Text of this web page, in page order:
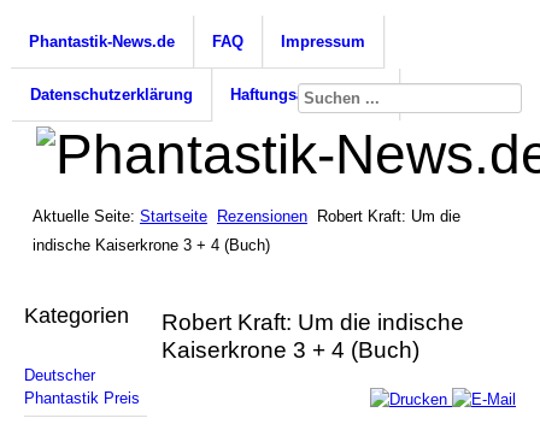
Phantastik-News.de FAQ Impressum
Datenschutzerklärung Haftungsausschluss
Aktuelle Seite: Startseite Rezensionen
Robert Kraft: Um die
indische Kaiserkrone 3 + 4 (Buch)
Kategorien
Deutscher
Phantastik Preis
Robert Kraft: Um die indische
Kaiserkrone 3 + 4 (Buch)